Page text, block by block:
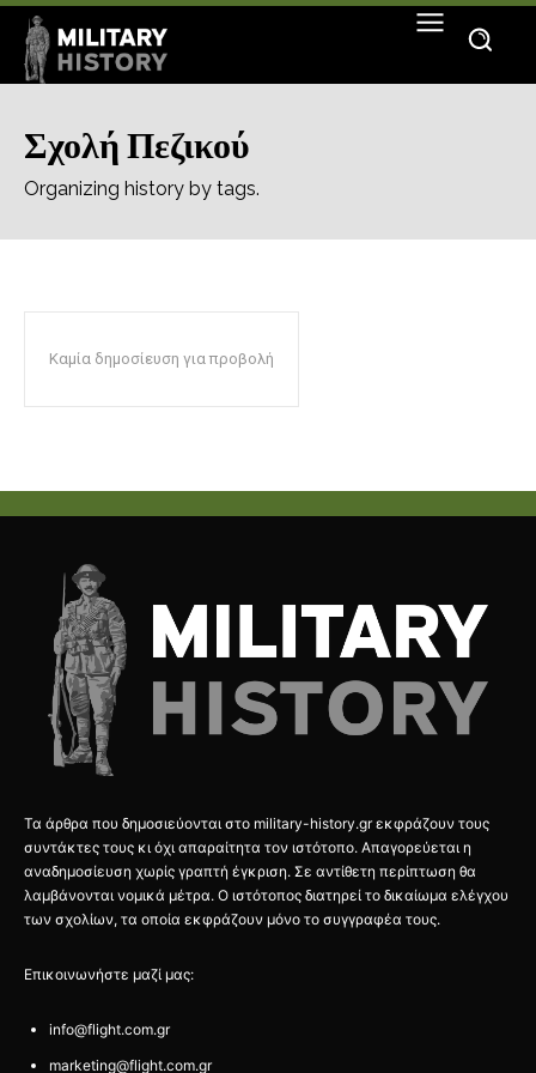
Σχολή Πεζικού
Organizing history by tags.
Καμία δημοσίευση για προβολή
Τα άρθρα που δημοσιεύονται στο military-history.gr εκφράζουν τους
συντάκτες τους κι όχι απαραίτητα τον ιστότοπο. Απαγορεύεται η
αναδημοσίευση χωρίς γραπτή έγκριση. Σε αντίθετη περίπτωση θα
λαμβάνονται νομικά μέτρα. Ο ιστότοπος διατηρεί το δικαίωμα ελέγχου
των σχολίων, τα οποία εκφράζουν μόνο το συγγραφέα τους.
Επικοινωνήστε μαζί μας:
info@flight.com.gr
marketing@flight.com.gr